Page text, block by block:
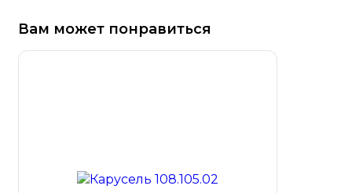
Вам может понравиться